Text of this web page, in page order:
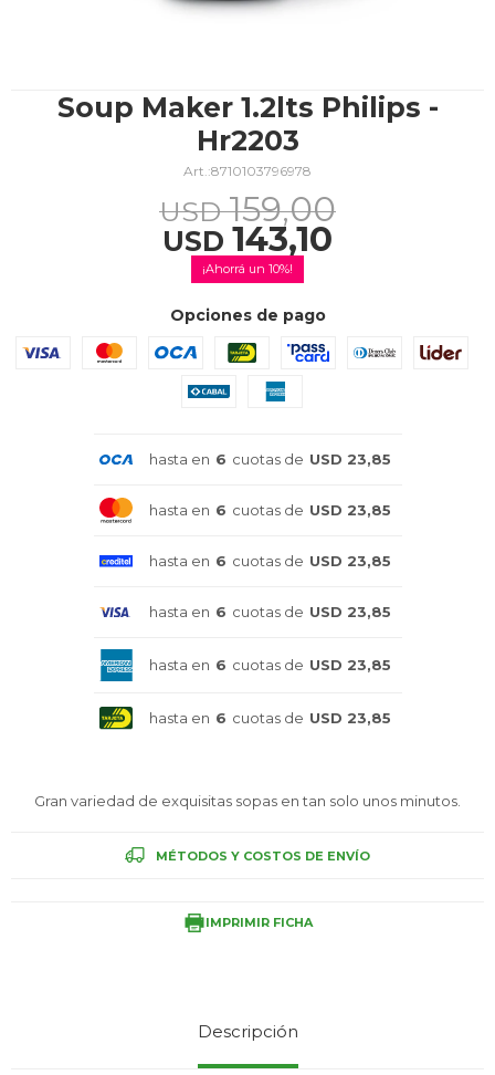
Soup Maker 1.2lts Philips -
Hr2203
8710103796978
USD 143,10
USD 159,00
10
Opciones de pago
hasta en 6 cuotas de USD 23,85
hasta en 6 cuotas de USD 23,85
hasta en 6 cuotas de USD 23,85
hasta en 6 cuotas de USD 23,85
hasta en 6 cuotas de USD 23,85
hasta en 6 cuotas de USD 23,85
Gran variedad de exquisitas sopas en tan solo unos minutos.
MÉTODOS Y COSTOS DE ENVÍO
IMPRIMIR FICHA
Descripción
Cuidado personal
Celulares